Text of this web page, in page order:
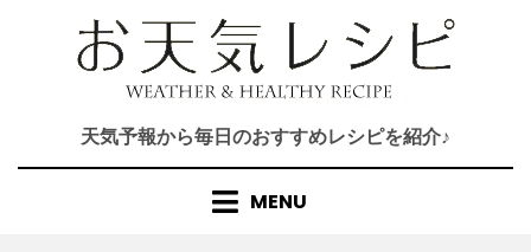
天気予報から毎日のおすすめレシピを紹介♪
MENU